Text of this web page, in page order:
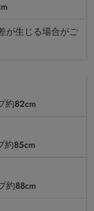
が生じる場合がご
約82cm
85cm
約88cm